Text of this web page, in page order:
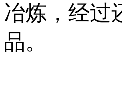
冶炼，经过
品。